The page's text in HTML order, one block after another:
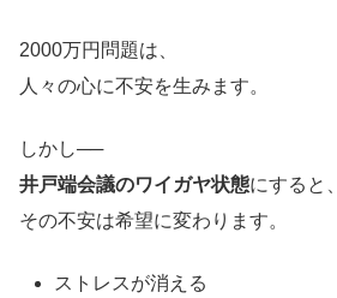
2000万円問題は、
人々の心に不安を生みます。
しかし──
井戸端会議のワイガヤ状態にすると、
その不安は希望に変わります。
ストレスが消える